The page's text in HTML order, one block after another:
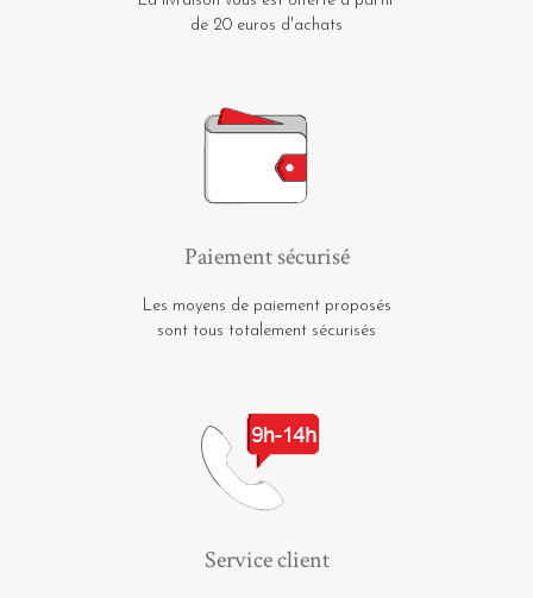
de 20 euros d'achats
Paiement sécurisé
Les moyens de paiement proposés
sont tous totalement sécurisés
Service client